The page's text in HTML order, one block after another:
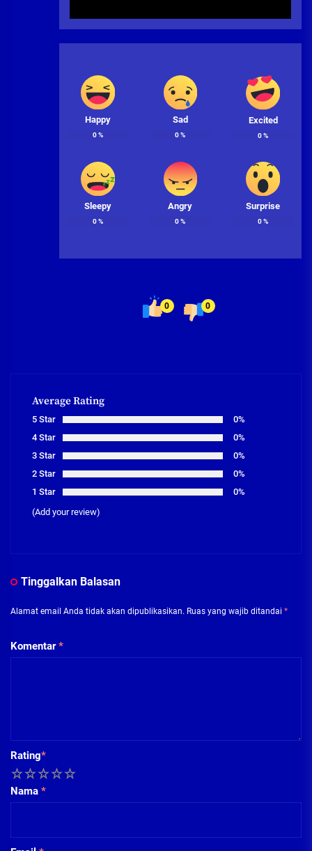
Happy
0%
Sad
0%
Excited
0%
Sleepy
0%
Angry
0%
Surprise
0%
0 0
Average Rating
5 Star
0%
4 Star
0%
3 Star
0%
2 Star
0%
1 Star
0%
(Add your review)
Tinggalkan Balasan
Alamat email Anda tidak akan dipublikasikan. Ruas yang wajib ditandai *
Komentar*
Rating*
5
4
3
2
Nama *